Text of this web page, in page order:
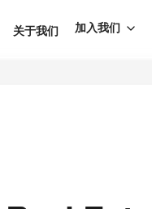
关于我们 加入我们